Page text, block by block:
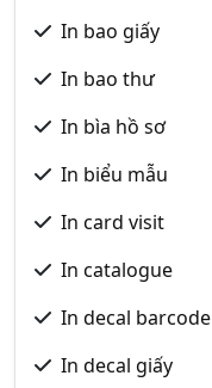
In bao giấy
In bao thư
In bìa hồ sơ
In biểu mẫu
In card visit
In catalogue
In decal barcode
In decal giấy